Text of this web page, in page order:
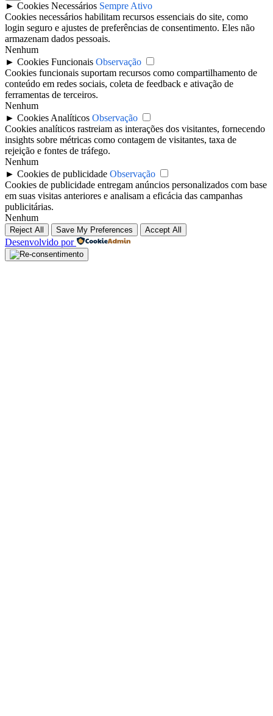
► Cookies Necessários Sempre Ativo
Cookies necessários habilitam recursos essenciais do site, como
login seguro e ajustes de preferências de consentimento. Eles não
armazenam dados pessoais.
Nenhum
► Cookies Funcionais Observação
Cookies funcionais suportam recursos como compartilhamento de
conteúdo em redes sociais, coleta de feedback e ativação de
ferramentas de terceiros.
Nenhum
► Cookies Analíticos Observação
Cookies analíticos rastreiam as interações dos visitantes, fornecendo
insights sobre métricas como contagem de visitantes, taxa de
rejeição e fontes de tráfego.
Nenhum
► Cookies de publicidade Observação
Cookies de publicidade entregam anúncios personalizados com base
em suas visitas anteriores e analisam a eficácia das campanhas
publicitárias.
Nenhum
Reject All Save My Preferences Accept All
Desenvolvido por